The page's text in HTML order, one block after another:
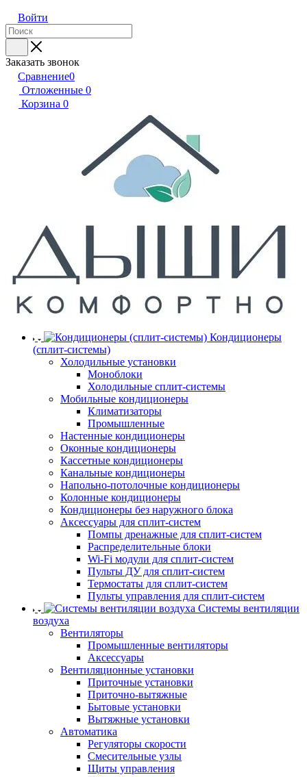
Войти
Заказать звонок
Сравнение0
Отложенные 0
Корзина 0
Кондиционеры
(сплит-системы)
Холодильные установки
Моноблоки
Холодильные сплит-системы
Мобильные кондиционеры
Климатизаторы
Промышленные
Настенные кондиционеры
Оконные кондиционеры
Кассетные кондиционеры
Канальные кондиционеры
Напольно-потолочные кондиционеры
Колонные кондиционеры
Кондиционеры без наружного блока
Аксессуары для сплит-систем
Помпы дренажные для сплит-систем
Распределительные блоки
Wi-Fi модули для сплит-систем
Пульты ДУ для сплит-систем
Термостаты для сплит-систем
Пульты управления для сплит-систем
Системы вентиляции
воздуха
Вентиляторы
Промышленные вентиляторы
Аксессуары
Вентиляционные установки
Приточные установки
Приточно-вытяжные
Бытовые установки
Вытяжные установки
Автоматика
Регуляторы скорости
Смесительные узлы
Щиты управления